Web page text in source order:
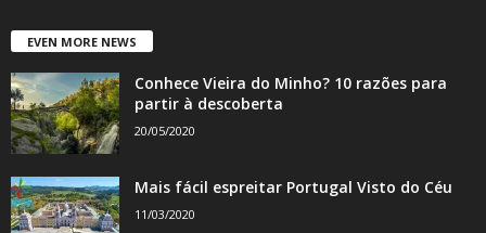
EVEN MORE NEWS
Conhece Vieira do Minho? 10 razões para
partir à descoberta
20/05/2020
Mais fácil espreitar Portugal Visto do Céu
11/03/2020